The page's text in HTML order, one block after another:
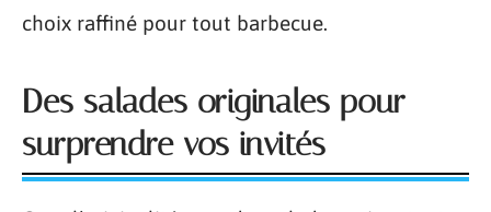
choix raffiné pour tout barbecue.
Des salades originales pour
surprendre vos invités